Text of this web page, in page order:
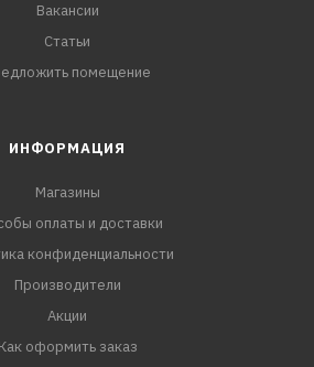
Вакансии
Статьи
помещение
ИНФОРМАЦИЯ
Магазины
оплаты и доставки
конфиденциальности
Производители
Акции
Как оформить заказ